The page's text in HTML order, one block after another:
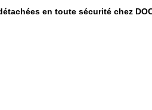
en toute sécurité chez